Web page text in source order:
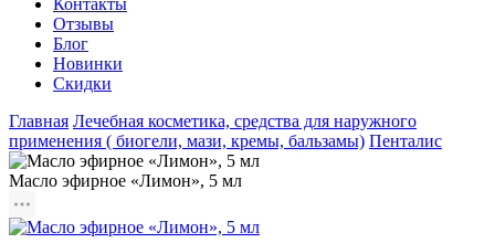
Контакты
Отзывы
Блог
Новинки
Скидки
Главная Лечебная косметика, средства для наружного
применения ( биогели, мази, кремы, бальзамы) Пенталис
Масло эфирное «Лимон», 5 мл